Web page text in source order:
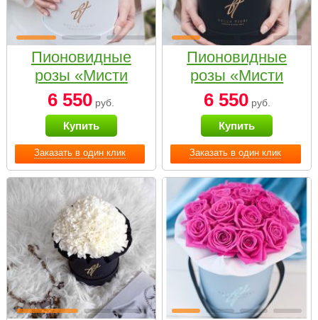
Заказать в один клик
Пионовидные
розы «Мисти
бабблс» в белой
коробке Small
6 550 руб.
Купить
Заказать в один клик
Пионовидные
розы «Мисти
бабблс» в
черной коробке
Small
6 550руб.
Купить